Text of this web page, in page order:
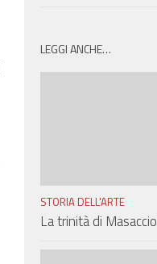
LEGGI ANCHE…
STORIA DELL'ARTE
La trinità di Masaccio